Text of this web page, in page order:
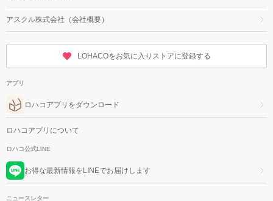
アスクル株式会社（会社概要）
LOHACOをお気に入りストアに登録する
アプリ
ロハコアプリをダウンロード
ロハコアプリについて
ロハコ公式LINE
お得な最新情報をLINEでお届けします
ニュースレター